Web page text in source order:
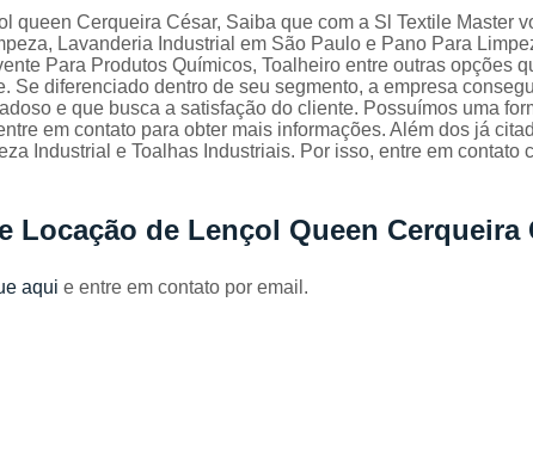
industriais
Mantas
absorvente
Panos de
limpeza
Venda de
Lavagem Especializada
Aluguel de Capa de
Aluguel de Capa
Locação de Capa de Barbeiro
Locação de Capa
Locação de Kimono
queen Cerqueira César, Saiba que com a Sl Textile Master
Lavanderia Industrial em São Paulo e Pano Para
Para Produtos Químicos, Toalheiro entre outras opções
Se diferenciado dentro de seu segmento, a empresa
e que busca a satisfação do cliente. Possuímos uma
em contato para obter mais informações. Além dos já
Industrial e Toalhas Industriais. Por isso, entre em contato
Locação de Lençol Queen Cerqueira
aqui e entre em contato por email.